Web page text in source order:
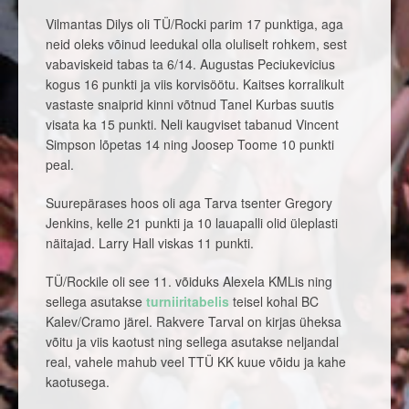
Vilmantas Dilys oli TÜ/Rocki parim 17 punktiga, aga
neid oleks võinud leedukal olla oluliselt rohkem, sest
vabaviskeid tabas ta 6/14. Augustas Peciukevicius
kogus 16 punkti ja viis korvisöötu. Kaitses korralikult
vastaste snaiprid kinni võtnud Tanel Kurbas suutis
visata ka 15 punkti. Neli kaugviset tabanud Vincent
Simpson lõpetas 14 ning Joosep Toome 10 punkti
peal.
Suurepärases hoos oli aga Tarva tsenter Gregory
Jenkins, kelle 21 punkti ja 10 lauapalli olid üleplasti
näitajad. Larry Hall viskas 11 punkti.
TÜ/Rockile oli see 11. võiduks Alexela KMLis ning
sellega asutakse turniiritabelis teisel kohal BC
Kalev/Cramo järel. Rakvere Tarval on kirjas üheksa
võitu ja viis kaotust ning sellega asutakse neljandal
real, vahele mahub veel TTÜ KK kuue võidu ja kahe
kaotusega.